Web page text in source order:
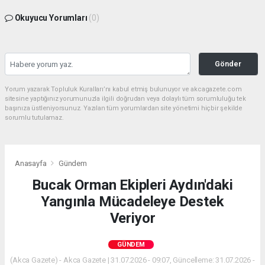
Okuyucu Yorumları (0)
Gönder
Yorum yazarak Topluluk Kuralları’nı kabul etmiş bulunuyor ve akcagazete.com
sitesine yaptığınız yorumunuzla ilgili doğrudan veya dolaylı tüm sorumluluğu tek
başınıza üstleniyorsunuz. Yazılan tüm yorumlardan site yönetimi hiçbir şekilde
sorumlu tutulamaz.
Anasayfa Gündem
Bucak Orman Ekipleri Aydın'daki
Yangınla Mücadeleye Destek
Veriyor
GÜNDEM
(Akca Gazete) - Akca Gazete | 31.07.2026 - 09:07, Güncelleme: 31.07.2026 -